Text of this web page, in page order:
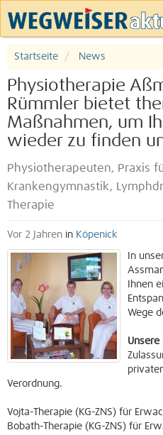
Startseite News
Physiotherapie
Rümmler bietet
Maßnahmen, um
wieder zu finden
Physiotherapeuten, Praxis
Krankengymnastik,
Therapie
Vor 2 Jahren in Köpenick
In
Ihnen
Wege
Unsere
Verordnung.
Vojta-Therapie (KG-ZNS) für
Bobath-Therapie (KG-ZNS) für